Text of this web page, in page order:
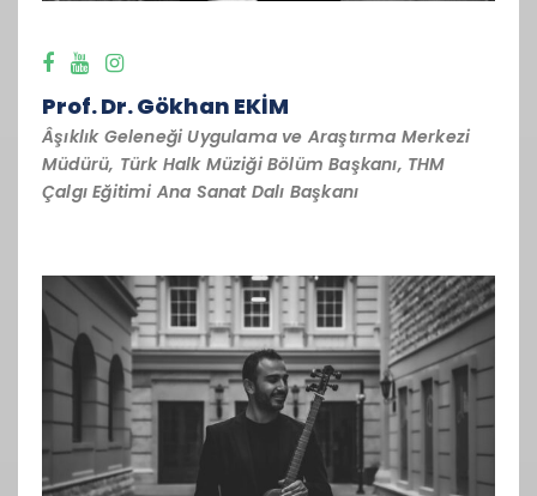
Prof. Dr. Gökhan EKİM
Âşıklık Geleneği Uygulama ve Araştırma Merkezi
Müdürü, Türk Halk Müziği Bölüm Başkanı, THM
Çalgı Eğitimi Ana Sanat Dalı Başkanı